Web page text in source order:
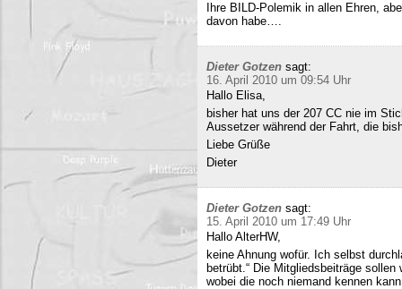
Ihre BILD-Polemik in allen Ehren,
davon habe….
Dieter Gotzen sagt:
16. April 2010 um 09:54 Uhr
Hallo Elisa,
bisher hat uns der 207 CC nie im
Aussetzer während der Fahrt, die
Liebe Grüße
Dieter
Dieter Gotzen sagt:
15. April 2010 um 17:49 Uhr
Hallo AlterHW,
keine Ahnung wofür. Ich selbst
betrübt.“ Die Mitgliedsbeiträge
wobei die noch niemand kennen